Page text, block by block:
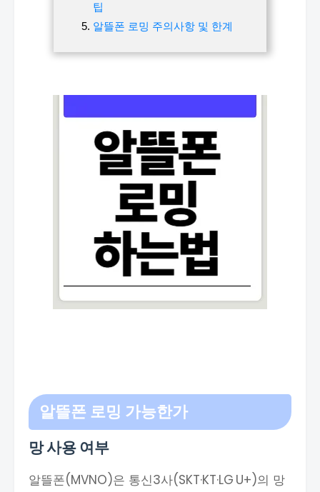
팁
알뜰폰 로밍 주의사항 및 한계
알뜰폰 로밍 가능한가
망 사용 여부
알뜰폰(MVNO)은 통신3사(SKT·KT·LG U+)의 망